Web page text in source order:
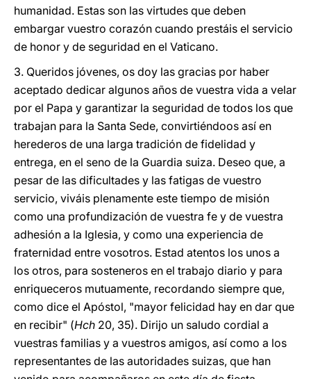
humanidad. Estas son las virtudes que deben
embargar vuestro corazón cuando prestáis el servicio
de honor y de seguridad en el Vaticano.
3. Queridos jóvenes, os doy las gracias por haber
aceptado dedicar algunos años de vuestra vida a velar
por el Papa y garantizar la seguridad de todos los que
trabajan para la Santa Sede, convirtiéndoos así en
herederos de una larga tradición de fidelidad y
entrega, en el seno de la Guardia suiza. Deseo que, a
pesar de las dificultades y las fatigas de vuestro
servicio, viváis plenamente este tiempo de misión
como una profundización de vuestra fe y de vuestra
adhesión a la Iglesia, y como una experiencia de
fraternidad entre vosotros. Estad atentos los unos a
los otros, para sosteneros en el trabajo diario y para
enriqueceros mutuamente, recordando siempre que,
como dice el Apóstol, "mayor felicidad hay en dar que
en recibir" (Hch 20, 35). Dirijo un saludo cordial a
vuestras familias y a vuestros amigos, así como a los
representantes de las autoridades suizas, que han